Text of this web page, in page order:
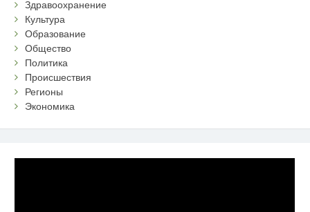
Здравоохранение
Культура
Образование
Общество
Политика
Происшествия
Регионы
Экономика